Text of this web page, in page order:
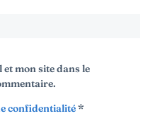
mon site dans le
confidentialité*